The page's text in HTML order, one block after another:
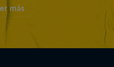
más